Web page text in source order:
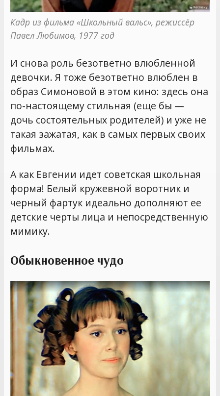
Кадр из фильма «Школьный вальс», режиссёр
Павел Любимов, 1977 год
И снова роль безответно влюбленной
девочки. Я тоже безответно влюблен в
образ Симоновой в этом кино: здесь она
по-настоящему стильная (еще бы —
дочь состоятельных родителей) и уже не
такая зажатая, как в самых первых своих
фильмах.
А как Евгении идет советская школьная
форма! Белый кружевной воротник и
черный фартук идеально дополняют ее
детские черты лица и непосредственную
мимику.
Обыкновенное чудо